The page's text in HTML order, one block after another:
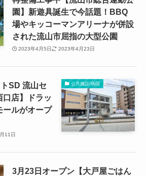
園】新遊具誕生で今話題！BBQ
場やキッコーマンアリーナが併設
された流山市屈指の大型公園
2023年4月5日 2023年4月23日
公共施設/病院
SD 流山セ
口店】ドラッ
ールがオープ
11日
3月23日オープン【大戸屋ごはん